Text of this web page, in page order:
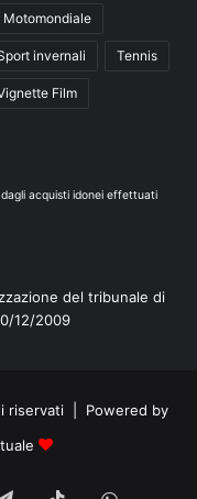
Motomondiale
invernali Tennis
Film
acquisti idonei effettuati
del tribunale di
12/2009
riservati | Powered by